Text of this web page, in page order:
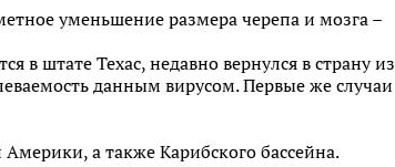
уменьшение размера черепа и мозга –
в штате Техас, недавно вернулся в страну из
данным вирусом. Первые же случаи
а также Карибского бассейна.